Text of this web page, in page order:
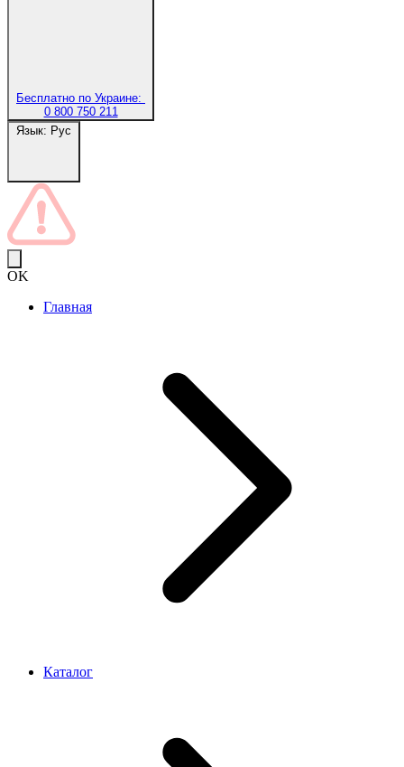
Бесплатно по Украине:
0 800 750 211
Язык: Рус
OK
Главная
Каталог